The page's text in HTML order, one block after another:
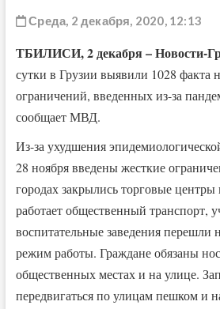
Среда, 2 декабря, 2020, 12:13
ТБИЛИСИ, 2 декабря – Новости-
сутки в Грузии выявили 1028 факта
ограничений, введенных из-за
сообщает МВД.
Из-за ухудшения
28 ноября введены жесткие
городах закрылись торговые
работает общественный транспорт,
воспитательные заведения перешли
режим работы. Граждане обязаны
общественных местах и на улице.
передвигаться по улицам пешком и